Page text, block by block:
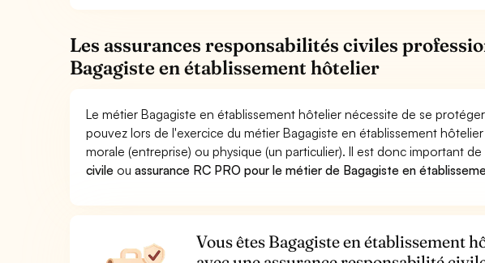
Les assurances responsabilités civiles
Bagagiste en établissement hôtelier
Le métier Bagagiste en établissement hôtelier nécessite de se
pouvez lors de l'exercice du métier Bagagiste en établissement
morale (entreprise) ou physique (un particulier). Il est donc important
civile ouassurance RC PRO pour le métier de Bagagiste en
Vous êtes Bagagiste en établissement